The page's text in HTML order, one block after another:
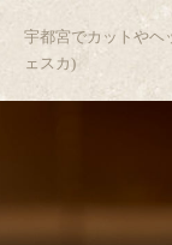
宇都宮でカットやヘ
ェスカ)